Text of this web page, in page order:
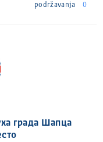
podržavanja 0
града Шапца